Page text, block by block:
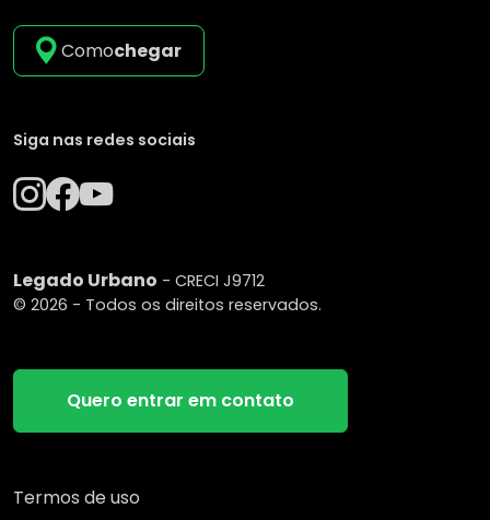
Comochegar
Siga nas redes sociais
Legado Urbano - CRECI J9712
© 2026 - Todos os direitos reservados.
Quero entrar em contato
Termos de uso